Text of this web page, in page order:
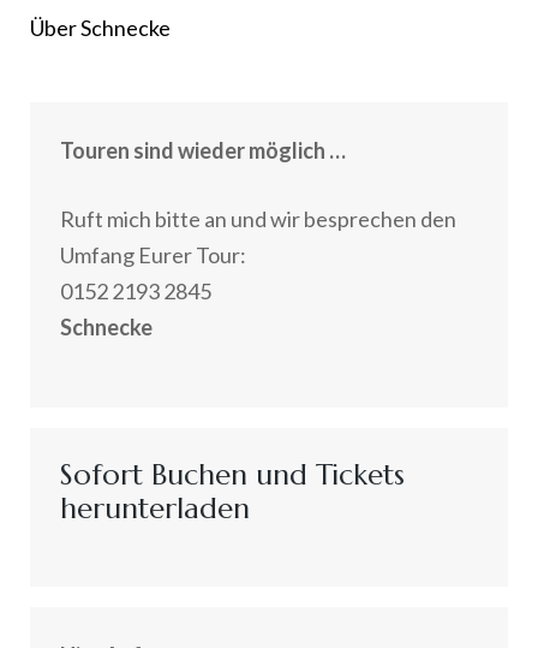
Beitragsnavigation
Über Schnecke
Touren sind wieder möglich …
Ruft mich bitte an und wir besprechen den
Umfang Eurer Tour:
0152 2193 2845
Schnecke
Sofort Buchen und Tickets
herunterladen